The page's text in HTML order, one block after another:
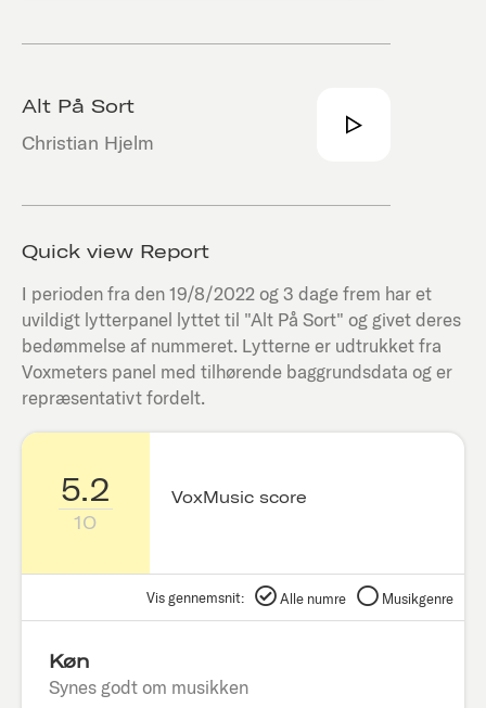
Alt På Sort
Christian Hjelm
Quick view Report
I perioden fra den19/8/2022 og 3 dage frem har et
uvildigt lytterpanel lyttet til "Alt På Sort" og givet deres
bedømmelse af nummeret. Lytterne er udtrukket fra
Voxmeters panel med tilhørende baggrundsdata og er
repræsentativt fordelt.
5.2
10
VoxMusic score
Vis gennemsnit: Alle numre Musikgenre
Køn
Synes godt om musikken